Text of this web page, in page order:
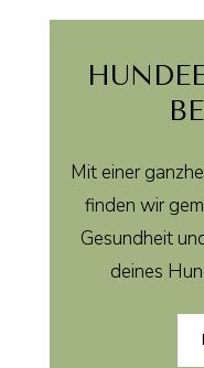
Mit einer
finden wir
Gesundheit
deines